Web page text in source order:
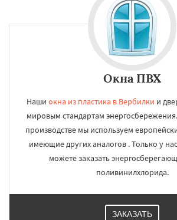
Окна ПВХ
Наши окна из пластика в Вербилки и
мировым стандартам
производстве мы используем
имеющие других аналогов . Только у
можете заказать
поливинилхлорида.
ЗАКАЗАТЬ